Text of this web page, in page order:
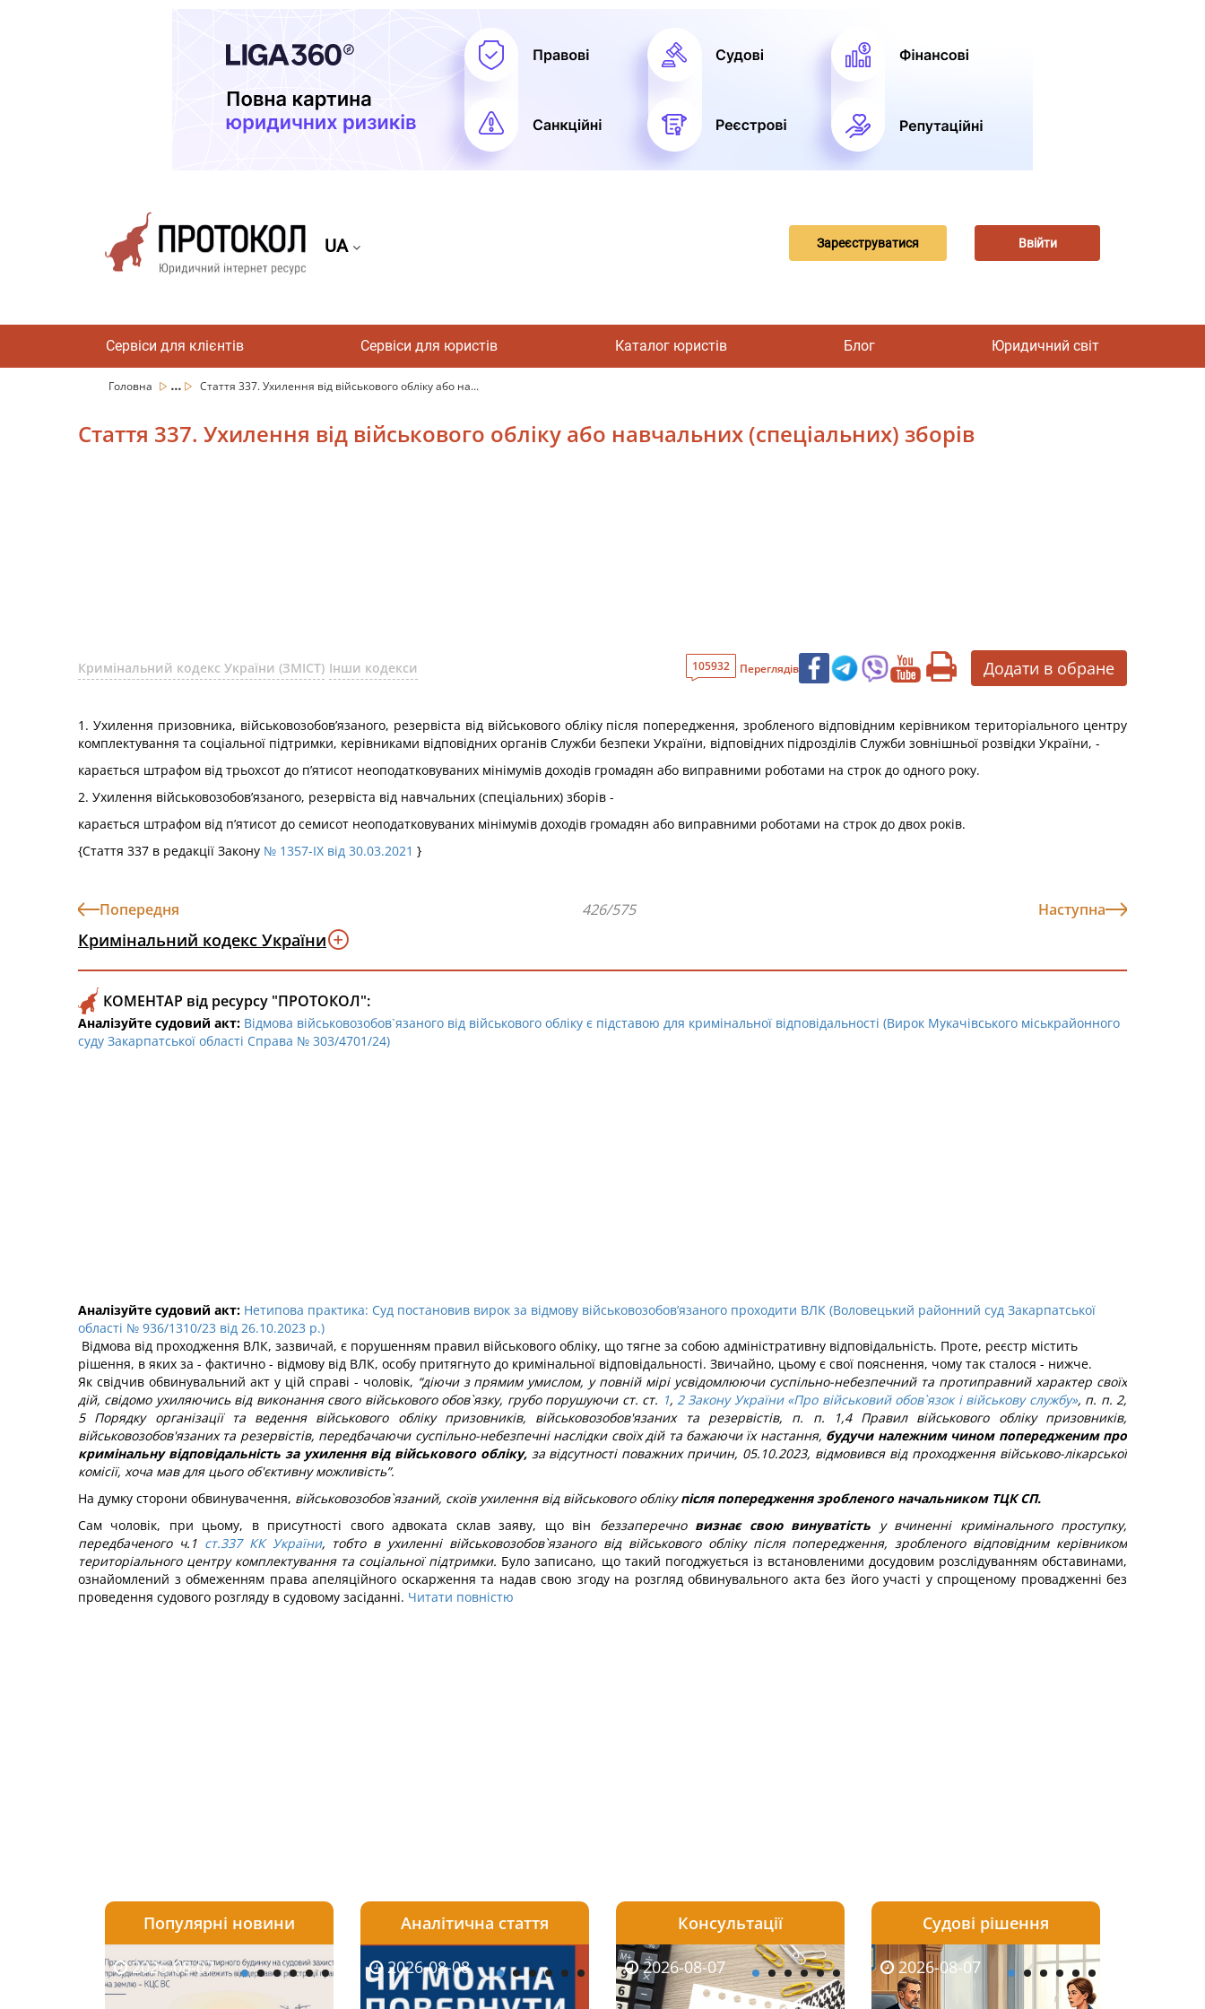
UA Зареєструватися Ввійти
Сервіси для клієнтів Сервіси для юристів Каталог юристів Блог Юридичний світ
Головна ... Стаття 337. Ухилення від військового обліку або на...
Стаття 337. Ухилення від військового обліку або навчальних (спеціальних) зборів
Кримінальний кодекс України (ЗМІСТ) Інши кодекси 105932 Переглядів Додати в обране
1. Ухилення призовника, військовозобов’язаного, резервіста від військового обліку після попередження, зробленого відповідним керівником територіального центру
комплектування та соціальної підтримки, керівниками відповідних органів Служби безпеки України, відповідних підрозділів Служби зовнішньої розвідки України, -
карається штрафом від трьохсот до п’ятисот неоподатковуваних мінімумів доходів громадян або виправними роботами на строк до одного року.
2. Ухилення військовозобов’язаного, резервіста від навчальних (спеціальних) зборів -
карається штрафом від п’ятисот до семисот неоподатковуваних мінімумів доходів громадян або виправними роботами на строк до двох років.
{Стаття 337 в редакції Закону № 1357-IX від 30.03.2021 }
Попередня 426/575 Наступна
Кримінальний кодекс України
КОМЕНТАР від ресурсу "ПРОТОКОЛ":
Аналізуйте судовий акт: Відмова військовозобов`язаного від військового обліку є підставою для кримінальної відповідальності (Вирок Мукачівського міськрайонного
суду Закарпатської області Справа № 303/4701/24)
Аналізуйте судовий акт: Нетипова практика: Суд постановив вирок за відмову військовозобов’язаного проходити ВЛК (Воловецький районний суд Закарпатської
області № 936/1310/23 від 26.10.2023 р.)
Відмова від проходження ВЛК, зазвичай, є порушенням правил військового обліку, що тягне за собою адміністративну відповідальність. Проте, реєстр містить
рішення, в яких за - фактично - відмову від ВЛК, особу притягнуто до кримінальної відповідальності. Звичайно, цьому є свої пояснення, чому так сталося - нижче.
Як свідчив обвинувальний акт у цій справі - чоловік, “діючи з прямим умислом, у повній мірі усвідомлюючи суспільно-небезпечний та протиправний характер своїх
дій, свідомо ухиляючись від виконання свого військового обов`язку, грубо порушуючи ст. ст. 1, 2 Закону України «Про військовий обов`язок і військову службу», п. п. 2,
5 Порядку організації та ведення військового обліку призовників, військовозобов'язаних та резервістів, п. п. 1,4 Правил військового обліку призовників,
військовозобов'язаних та резервістів, передбачаючи суспільно-небезпечні наслідки своїх дій та бажаючи їх настання, будучи належним чином попередженим про
кримінальну відповідальність за ухилення від військового обліку,за відсутності поважних причин, 05.10.2023, відмовився від проходження військово-лікарської
комісії, хоча мав для цього об'єктивну можливість”.
На думку сторони обвинувачення, військовозобов`язаний, скоїв ухилення від військового облікупісля попередження зробленого начальником ТЦК СП.
Сам чоловік, при цьому, в присутності свого адвоката склав заяву, що він беззаперечно визнає свою винуватість
у вчиненні кримінального проступку,
передбаченого ч.1 ст.337 КК України, тобто в ухиленні військовозобов`язаного від військового обліку після попередження, зробленого відповідним керівником
територіального центру комплектування та соціальної підтримки. Було записано, що такий погоджується із встановленими досудовим розслідуванням обставинами,
ознайомлений з обмеженням права апеляційного оскарження та надав свою згоду на розгляд обвинувального акта без його участі у спрощеному провадженні без
проведення судового розгляду в судовому засіданні. Читати повністю
Популярні новини
2026-08-07 2026-08-06 2026-08-06 2026-08-06 2026-08-05
Аналітична стаття
2026-08-03 2026-08-08 2026-08-07 2026-08-04 2026-08-04
Консультації
2026-08-05 2026-08-07 2026-08-07 2026-08-06
Судові рішення
2026-07-30 2026-08-07